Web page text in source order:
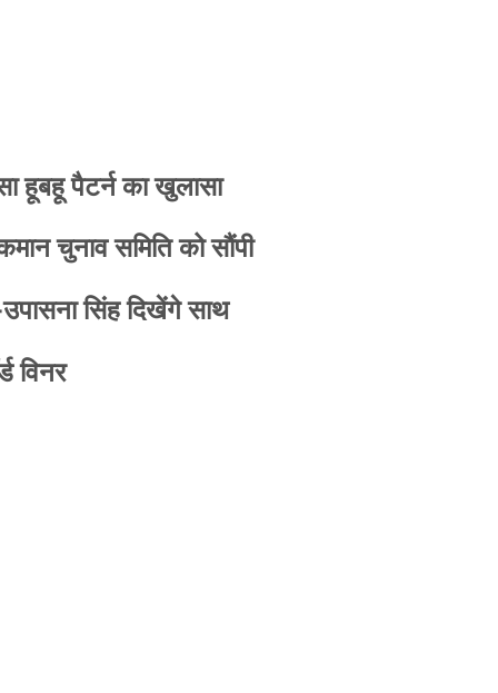
हूबहू पैटर्न का खुलासा
चुनाव समिति को सौंपी
उपासना सिंह दिखेंगे साथ
विनर